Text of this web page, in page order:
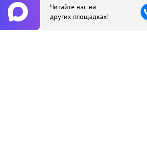
Читайте нас на
других площадках!